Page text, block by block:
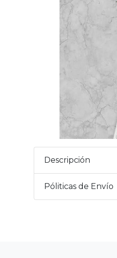
Descripción
Póliticas de Envío